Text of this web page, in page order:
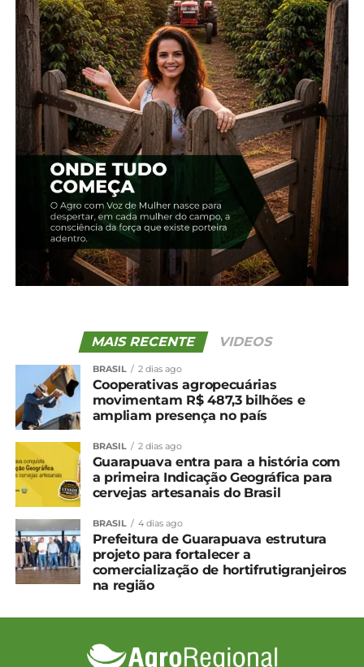
Facebook 18+
Relacionado
Edição 03 – Julho
22 de novembro, 2023
Em "2023"
Edição 12 – Abril
19 de abril, 2024
Em "2024"
Edição 14 – Junho –
Guarapuava
19 de junho, 2024
Em "2024"
TÓPICOS RELACIONADOS:
Edição 03 – Julho
MAIS RECENTE VIDEOS
BRASIL 2 dias ago
Cooperativas agropecuárias
movimentam R$ 487,3 bilhões e
ampliam presença no país
BRASIL 2 dias ago
Guarapuava entra para a história com
a primeira Indicação Geográfica para
cervejas artesanais do Brasil
BRASIL 4 dias ago
Prefeitura de Guarapuava estrutura
projeto para fortalecer a
comercialização de hortifrutigranjeiros
na região